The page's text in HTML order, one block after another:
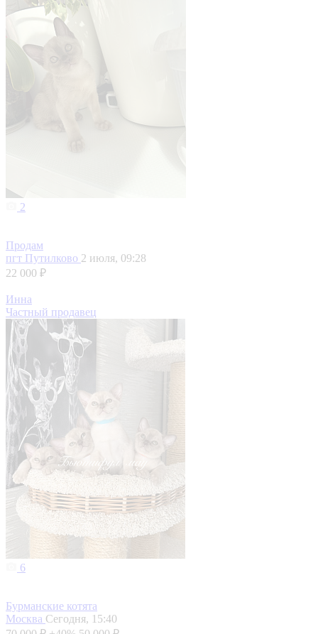
2
Продам
пгт Путилково 2 июля, 09:28
22 000 ₽
Инна
Частный продавец
6
Бурманские котята
Москва Сегодня, 15:40